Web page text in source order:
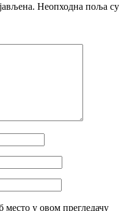
Неопходна поља су
место у овом прегледачу